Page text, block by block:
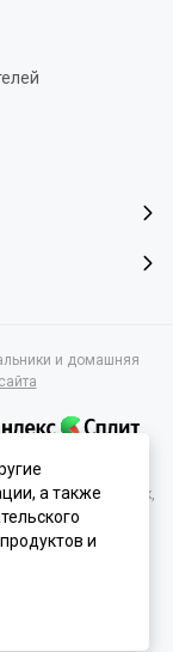
и домашняя
характеристик,
характер и ни при
определяемой
кодекса РФ.
а также
и